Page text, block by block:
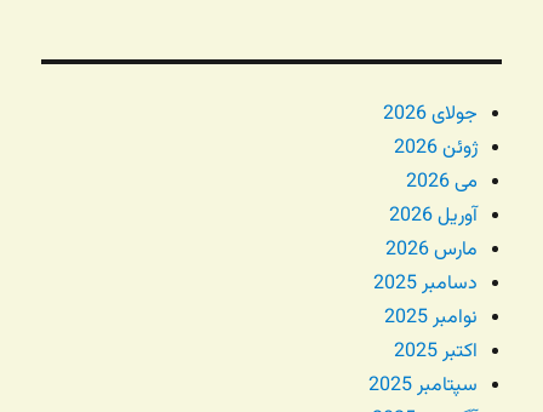
جولای 2026
ژوئن 2026
می 2026
آوریل 2026
مارس 2026
دسامبر 2025
نوامبر 2025
اکتبر 2025
سپتامبر 2025